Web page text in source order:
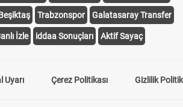
Trabzonspor Galatasaray Transfer
İzle iddaa Sonuçları Aktif Sayaç
Uyarı Çerez Politikası Gizlilik